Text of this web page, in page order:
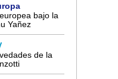
bajo la
Yañez
de la